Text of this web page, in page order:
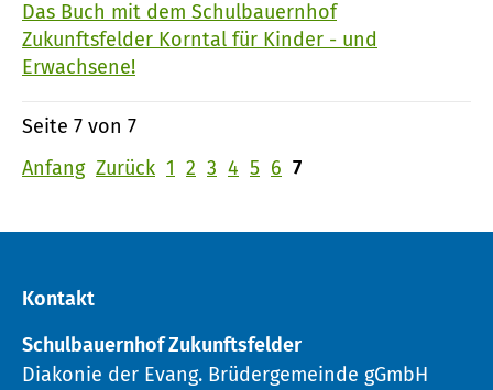
Das Buch mit dem Schulbauernhof
Zukunftsfelder Korntal für Kinder - und
Erwachsene!
Seite 7 von 7
Anfang Zurück 1 2 3 4 5 6 7
Kontakt
Schulbauernhof Zukunftsfelder
Diakonie der Evang. Brüdergemeinde gGmbH